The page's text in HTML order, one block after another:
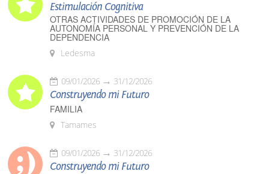
Estimulación Cognitiva
OTRAS ACTIVIDADES DE PROMOCIÓN DE LA
AUTONOMÍA PERSONAL Y PREVENCIÓN DE LA
DEPENDENCIA
Ledesma
09/01/2026 31/12/2026
Construyendo mi Futuro
FAMILIA
Tamames
09/01/2026 31/12/2026
Construyendo mi Futuro